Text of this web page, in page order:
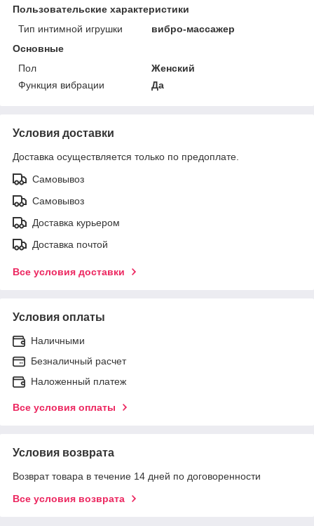
Пользовательские характеристики
Тип интимной игрушки
вибро-массажер
Основные
Пол
Женский
Функция вибрации
Да
Условия доставки
Доставка осуществляется только по предоплате.
Самовывоз
Самовывоз
Доставка курьером
Доставка почтой
Все условия доставки
Условия оплаты
Наличными
Безналичный расчет
Наложенный платеж
Все условия оплаты
Условия возврата
Возврат товара в течение 14 дней по договоренности
Все условия возврата